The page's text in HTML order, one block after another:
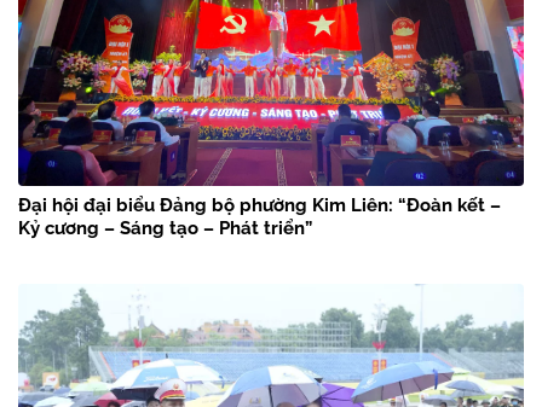
Đại hội đại biểu Đảng bộ phường Kim Liên: “Đoàn kết –
Kỷ cương – Sáng tạo – Phát triển”